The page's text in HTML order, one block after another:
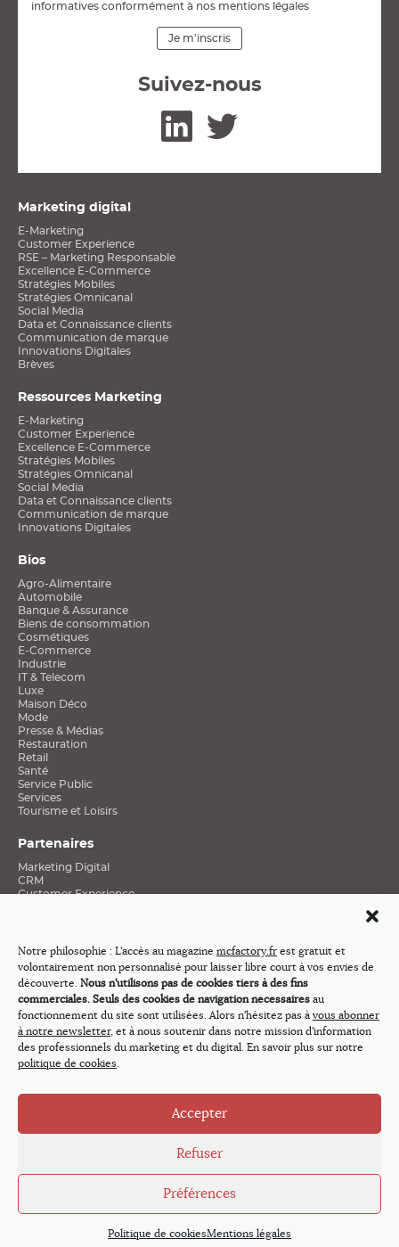
Notre philosophie : L'accès au magazine mcfactory.fr est gratuit et
volontairement non personnalisé pour laisser libre court à vos envies de
découverte. Nous n'utilisons pas de cookies tiers à des fins
commerciales. Seuls des cookies de navigation nécessaires au
fonctionnement du site sont utilisées. Alors n'hésitez pas à vous abonner
à notre newsletter, et à nous soutenir dans notre mission d'information
des professionnels du marketing et du digital. En savoir plus sur notre
politique de cookies
Accepter
Refuser
Préférences
Politique de cookiesMentions légales
Marketing digital
E-Marketing
Customer Experience
RSE – Marketing Responsable
Excellence E-Commerce
Stratégies Mobiles
Stratégies Omnicanal
Social Media
Data et Connaissance clients
Communication de marque
Innovations Digitales
Brèves
Ressources Marketing
E-Marketing
Customer Experience
Excellence E-Commerce
Stratégies Mobiles
Stratégies Omnicanal
Social Media
Data et Connaissance clients
Communication de marque
Innovations Digitales
Bios
Agro-Alimentaire
Automobile
Banque & Assurance
Biens de consommation
Cosmétiques
E-Commerce
Industrie
IT & Telecom
Luxe
Maison Déco
Mode
Presse & Médias
Restauration
Retail
Santé
Service Public
Services
Tourisme et Loisirs
Partenaires
Marketing Digital
CRM
Customer Experience
Excellence E-Commerce
Médias
Revue de presse
Nos émissions
Webtv « Innovation & Cross-média »
Et si j’étais Président
Demain, les Marques…
Expérience Client Stories
Évasions
Les Regards Croisés du Marketing Digital
La Boîte à Outils du Digital Marketer
Visions d’experts
informatives conformément à nos mentions légales
Je m'inscris
Suivez-nous
Linkedin
Politique de cookies